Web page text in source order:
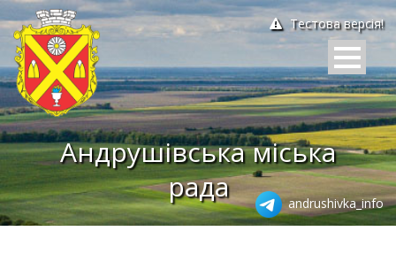
Тестова версія!
Андрушівська міська
рада
andrushivka_info